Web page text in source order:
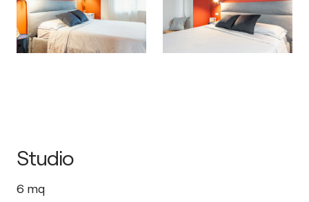
Studio
6 mq